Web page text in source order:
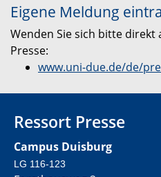
Eigene Meldung
Wenden Sie sich bitte direkt
Presse:
www.uni-due.de/de/
Ressort Presse
Campus Duisburg
LG 116-123